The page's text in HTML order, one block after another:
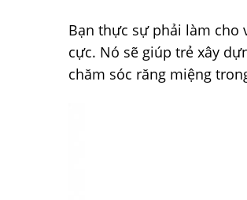
Bạn thực sự phải làm cho
cực. Nó sẽ giúp trẻ xây
chăm sóc răng miệng